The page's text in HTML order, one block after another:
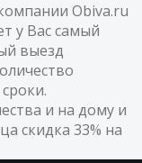
Obiva.ru
у Вас самый
выезд
и на дому и
скидка 33% на